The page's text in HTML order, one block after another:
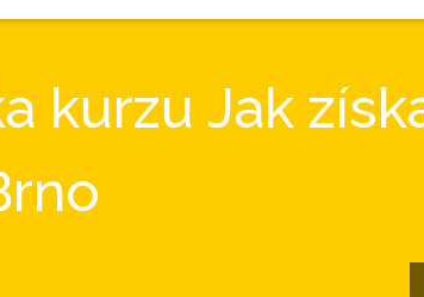
kurzu Jak